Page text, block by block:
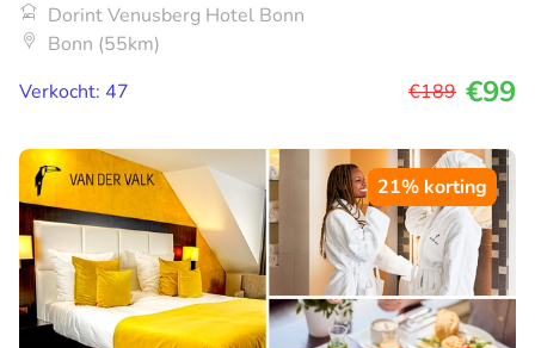
Dorint Venusberg Hotel Bonn
Bonn (55km)
Verkocht: 47
€189 €99
21% korting